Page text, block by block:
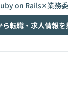
on Rails✕業務
ら転職・求人情報を